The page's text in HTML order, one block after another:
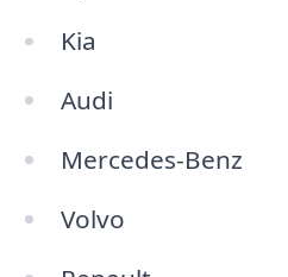
Kia
Audi
Mercedes-Benz
Volvo